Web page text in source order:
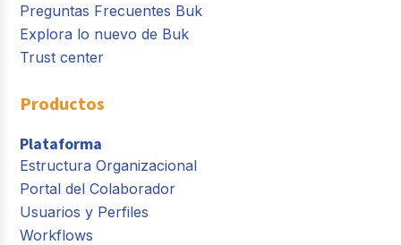
Preguntas Frecuentes Buk
Explora lo nuevo de Buk
Trust center
Productos
Plataforma
Estructura Organizacional
Portal del Colaborador
Usuarios y Perfiles
Workflows